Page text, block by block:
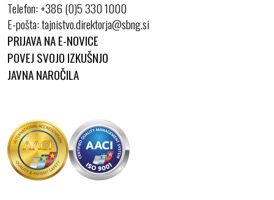
Telefon:+386 (0)5 330 1000
E-pošta:
PRIJAVA NA E-NOVICE
POVEJ SVOJO IZKUŠNJO
JAVNA NAROČILA